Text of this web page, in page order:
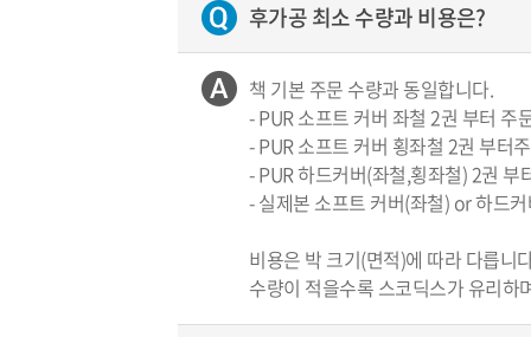
후가공 최소 수량과 비용은?
책 기본 주문 수량과 동일합니다.
- PUR 소프트 커버 좌철 2권 부터 주
- PUR 소프트 커버 횡좌철 2권 부터
- PUR 하드커버(좌철,횡좌철) 2권 부
- 실제본 소프트 커버(좌철) or 하드
비용은 박 크기(면적)에 따라 다릅니
수량이 적을수록 스코딕스가 유리하